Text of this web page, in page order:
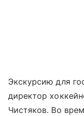
Экскурсию для
директор
Чистяков. Во